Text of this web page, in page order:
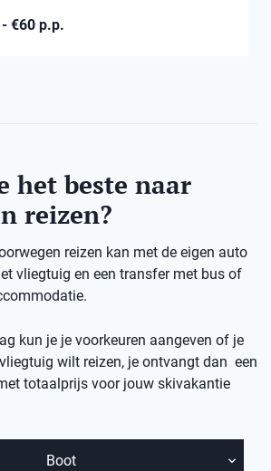
€60 p.p.
het beste naar
reizen?
reizen kan met de eigen auto
vliegtuig en een transfer met bus of
kun je je voorkeuren aangeven of je
wilt reizen, je ontvangt dan een
totaalprijs voor jouw skivakantie
Boot